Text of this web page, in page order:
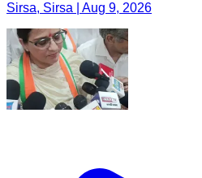
Sirsa, Sirsa | Aug 9, 2026